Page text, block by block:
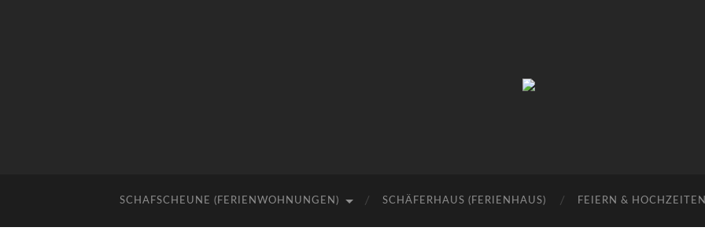
SCHAFSCHEUNE (FERIENWOHNUNGEN) SCHÄFERHAUS (FERIENHAUS) FEIERN & HOCHZEITEN